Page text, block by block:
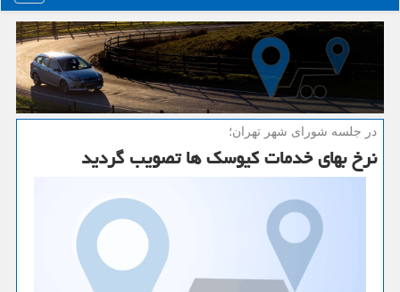
در جلسه شورای شهر تهران؛
نرخ بهای خدمات كیوسك ها تصویب گردید